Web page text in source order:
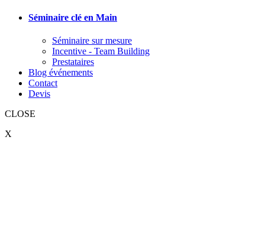
Séminaire clé en Main
Séminaire sur mesure
Incentive - Team Building
Prestataires
Blog événements
Contact
Devis
CLOSE
X